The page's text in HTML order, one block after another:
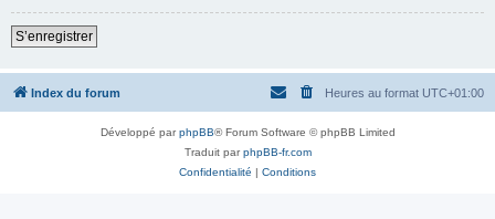
S’enregistrer
Index du forum Heures au format UTC+01:00
Développé parphpBB® Forum Software © phpBB Limited
Traduit parphpBB-fr.com
Confidentialité | Conditions